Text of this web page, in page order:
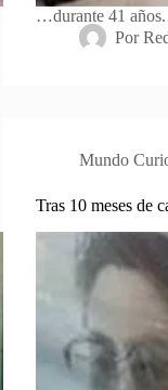
…durante 41 años.
Por
Mundo
Tras 10 meses de